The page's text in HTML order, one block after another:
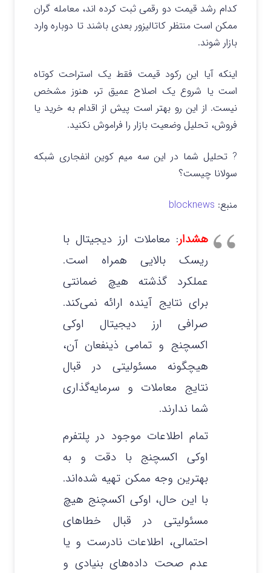
کدام رشد قیمت دو رقمی ثبت کرده اند، معامله گران
ممکن است منتظر کاتالیزور بعدی باشند تا دوباره وارد
بازار شوند.
اینکه آیا این رکود قیمت فقط یک استراحت کوتاه
است یا شروع یک اصلاح عمیق تر، هنوز مشخص
نیست. از این رو بهتر است پیش از اقدام به خرید یا
فروش، تحلیل وضعیت بازار را فراموش نکنید.
? تحلیل شما در این سه میم کوین انفجاری شبکه
سولانا چیست؟
منبع: blocknews
هشدار: معاملات ارز دیجیتال با
ریسک بالایی همراه است.
عملکرد گذشته هیچ ضمانتی
برای نتایج آینده ارائه نمی‌کند.
صرافی ارز دیجیتال اوکی
اکسچنج و تمامی ذینفعان آن،
هیچگونه مسئولیتی در قبال
نتایج معاملات و سرمایه‌گذاری
شما ندارند.
تمام اطلاعات موجود در پلتفرم
اوکی اکسچنج با دقت و به
بهترین وجه ممکن تهیه شده‌اند.
با این حال، اوکی اکسچنج هیچ
مسئولیتی در قبال خطاهای
احتمالی، اطلاعات نادرست و یا
عدم صحت داده‌های بنیادی و